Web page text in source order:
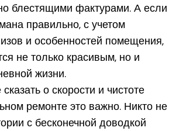
блестящими фактурами. А если
правильно, с учетом
и особенностей помещения,
не только красивым, но и
жизни.
о скорости и чистоте
ремонте это важно. Никто не
с бесконечной доводкой